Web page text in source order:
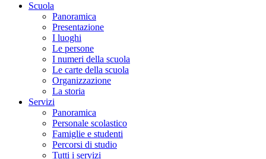
Scuola
Panoramica
Presentazione
I luoghi
Le persone
I numeri della scuola
Le carte della scuola
Organizzazione
La storia
Servizi
Panoramica
Personale scolastico
Famiglie e studenti
Percorsi di studio
Tutti i servizi